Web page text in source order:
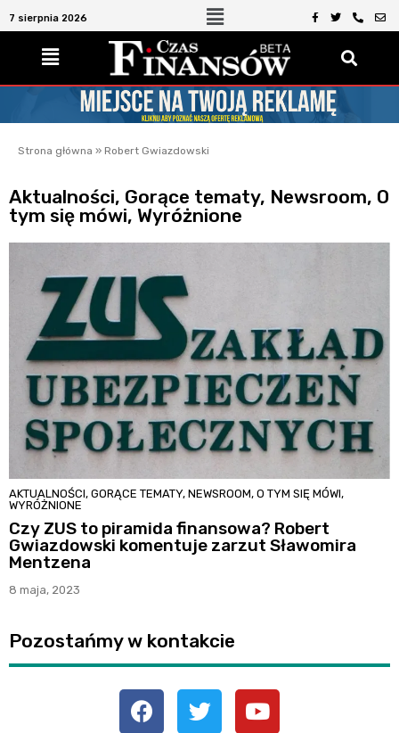
7 sierpnia 2026
Strona główna » Robert Gwiazdowski
Aktualności, Gorące tematy, Newsroom, O
tym się mówi, Wyróżnione
AKTUALNOŚCI, GORĄCE TEMATY, NEWSROOM, O TYM SIĘ MÓWI,
WYRÓŻNIONE
Czy ZUS to piramida finansowa? Robert
Gwiazdowski komentuje zarzut Sławomira
Mentzena
8 maja, 2023
Pozostańmy w kontakcie